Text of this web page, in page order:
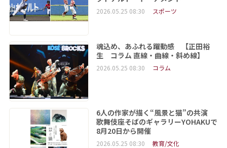
2026.05.25 08:30 スポーツ
魂込め、あふれる躍動感 【正田裕
生 コラム 直線・曲線・斜め線】
2026.05.25 08:30 コラム
6人の作家が描く“風景と猫”の共演
歌舞伎座そばのギャラリーYOHAKUで
8月20日から開催
2026.05.25 08:30 教育/文化